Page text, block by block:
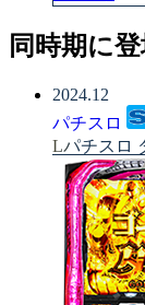
同時期に
2024.12
パチスロ
Lパチスロ